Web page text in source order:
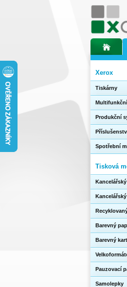
Xerox
Tiskárny
Produkční
Spotřební
Tisková
Barevný
Barevný
Pauzovací
Samolepky
úvodní stránka